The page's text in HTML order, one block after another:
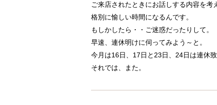
ご来店されたときにお話しする内容を考
格別に愉しい時間になるんです。
もしかしたら・・ご迷惑だったりして。
早速、連休明けに伺ってみよう～と。
今月は16日、17日と23日、24日は連休
それでは、また。